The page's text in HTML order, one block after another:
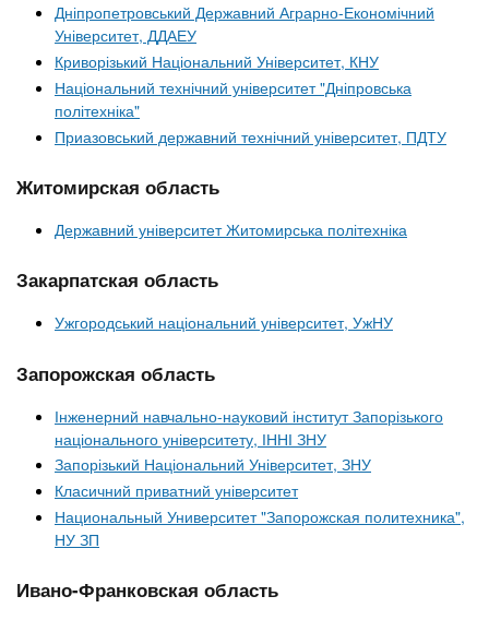
Дніпропетровський Державний Аграрно-Економічний
Університет, ДДАЕУ
Криворізький Національний Університет, КНУ
Національний технічний університет "Дніпровська
політехніка"
Приазовський державний технічний університет, ПДТУ
Житомирская область
Державний університет Житомирська політехніка
Закарпатская область
Ужгородський національний університет, УжНУ
Запорожская область
Інженерний навчально-науковий інститут Запорізького
національного університету, ІННІ ЗНУ
Запорізький Національний Університет, ЗНУ
Класичний приватний університет
Национальный Университет "Запорожская политехника",
НУ ЗП
Ивано-Франковская область